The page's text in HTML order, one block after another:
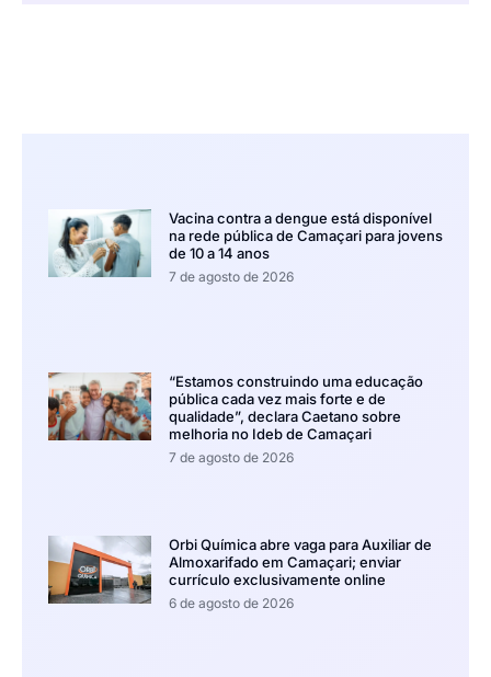
Vacina contra a dengue está disponível
na rede pública de Camaçari para jovens
de 10 a 14 anos
7 de agosto de 2026
“Estamos construindo uma educação
pública cada vez mais forte e de
qualidade”, declara Caetano sobre
melhoria no Ideb de Camaçari
7 de agosto de 2026
Orbi Química abre vaga para Auxiliar de
Almoxarifado em Camaçari; enviar
currículo exclusivamente online
6 de agosto de 2026